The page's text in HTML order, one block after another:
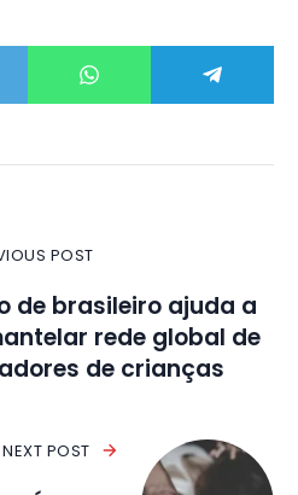
POST
de brasileiro ajuda a
rede global de
de crianças
NEXT POST